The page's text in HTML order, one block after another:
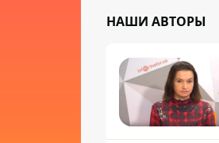
НАШИ АВТОРЫ